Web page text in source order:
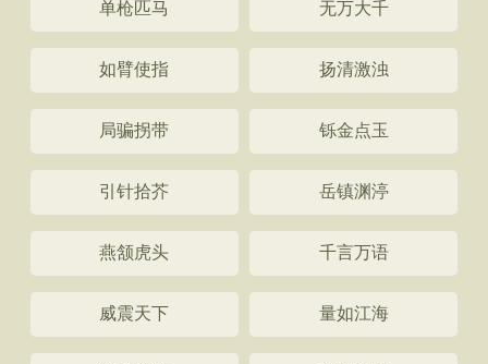
单枪匹马 无万大千
如臂使指 扬清激浊
局骗拐带 铄金点玉
引针拾芥 岳镇渊渟
燕颔虎头 千言万语
威震天下 量如江海